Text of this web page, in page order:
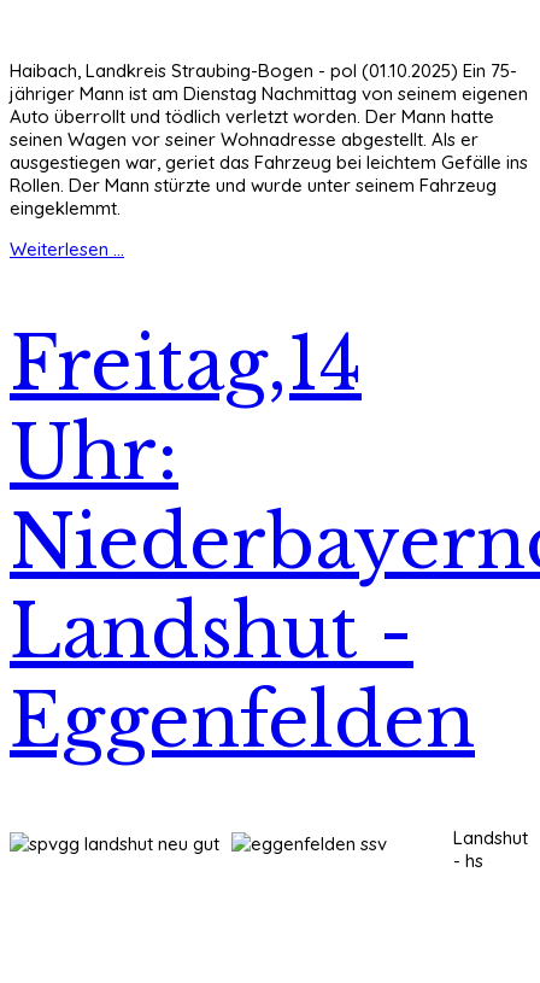
Haibach, Landkreis Straubing-Bogen - pol (01.10.2025) Ein 75-
jähriger Mann ist am Dienstag Nachmittag von seinem eigenen
Auto überrollt und tödlich verletzt worden. Der Mann hatte
seinen Wagen vor seiner Wohnadresse abgestellt. Als er
ausgestiegen war, geriet das Fahrzeug bei leichtem Gefälle ins
Rollen. Der Mann stürzte und wurde unter seinem Fahrzeug
eingeklemmt.
Weiterlesen ...
Freitag,14
Uhr:
Landshut -
Eggenfelden
Landshut
- hs